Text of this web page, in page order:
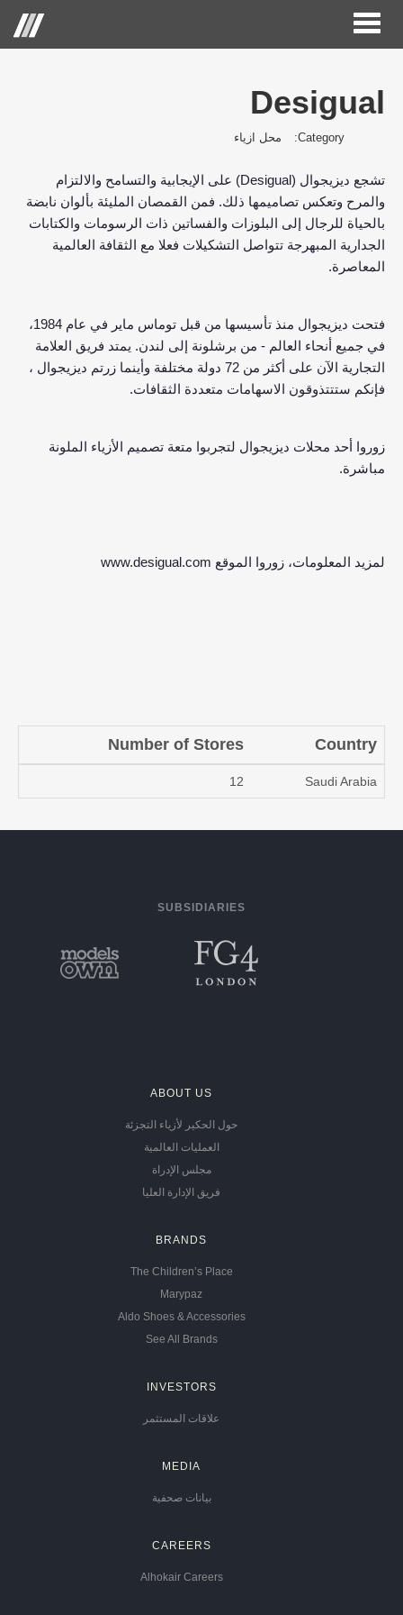
Toggle
Menu
الصفحة الرئيسية
حول الحكير لأزياء التجزئة
العلامات التجارية
علاقات المستثمر
مركز الاعلام
اتصل بنا
Desigual
Category: محل ازياء
تشجع ديزيجوال
على الإيجابية والتسامح والالتزام
والمرح وتعكس تصاميمها ذلك. فمن القمصان المليئة بألوان نابضة
بالحياة للرجال إلى البلوزات والفساتين ذات الرسومات والكتابات
الجدارية المبهرجة تتواصل التشكيلات فعلا مع الثقافة العالمية
المعاصرة.
فتحت ديزيجوال منذ تأسيسها من قبل توماس ماير في عام 1984،
في جميع أنحاء العالم -من برشلونة إلى لندن. يمتد فريق العلامة
التجارية الآن على أكثر من 72 دولة مختلفة وأينما زرتم ديزيجوال ،
فإنكم ستتتذوقون الاسهامات متعددة الثقافات.
زوروا أحد محلات ديزيجوال لتجربوا متعة تصميم الأزياء الملونة
مباشرة.
لمزيد المعلومات، زوروا الموقع www.desigual.com
Country
Number of Stores
Saudi Arabia
12
SUBSIDIARIES
ABOUT US
حول الحكير لأزياء التجزئة
العمليات العالمية
مجلس الإدراة
فريق الإدارة العليا
BRANDS
The Children’s Place
Marypaz
Aldo Shoes & Accessories
See All Brands
INVESTORS
علاقات المستثمر
MEDIA
بيانات صحفية
CAREERS
Alhokair Careers